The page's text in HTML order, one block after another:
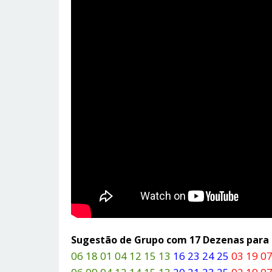
Sugestão de Grupo com 17 Dezenas
06 18 01 04 12 15 13 16 23 24 25 03 19